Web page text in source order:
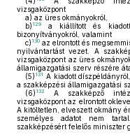
vizsgaközpont
a) az üres okmányokról,
b) 129
a kiállított és kiadott
bizonyítványokról, valamint
c) 130 az elrontott és
nyilvántartást vezet. A
vizsgaközpont az üres
államigazgatási szerv részére
(5) 131 A kiadott
a szakképzési államigazgatási
(6) 132
A szakképző
vizsgaközpont az elrontott
A kitöltetlen, elveszett okmány
személyes adatot nem
szakképzésért felelős miniszter